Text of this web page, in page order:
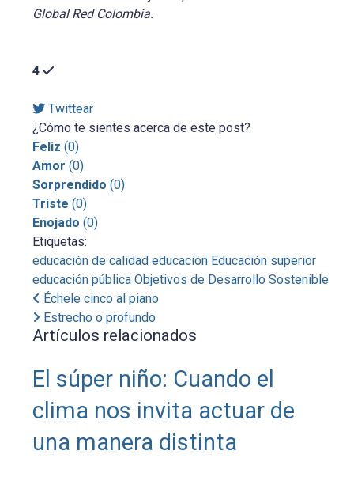
Global Red Colombia.
4
Twittear
¿Cómo te sientes acerca de este post?
Feliz (0)
Amor (0)
Sorprendido (0)
Triste (0)
Enojado (0)
Etiquetas:
educación de calidad educación Educación superior
educación pública Objetivos de Desarrollo Sostenible
Échele cinco al piano
Estrecho o profundo
Artículos relacionados
El súper niño: Cuando el
clima nos invita actuar de
una manera distinta